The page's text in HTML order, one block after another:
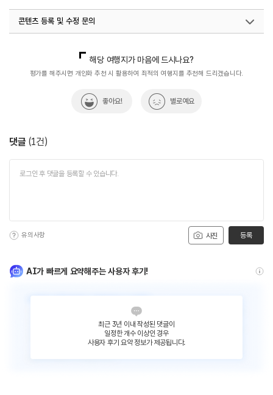
※ 이용요금은 변동될 수 있으므로 자세한 사항은 홈페이지
참조 또는 전화 문의 요망
#전통&역사문화체험
콘텐츠 등록 및 수정 문의
열린관광콘텐츠팀(열린관광-모두의여행)
033-738-3425
해당 여행지가 마음에 드시나요?
평가를 해주시면 개인화 추천 시 활용하여 최적의 여행지를 추천해 드리겠습니다.
좋아요! 별로예요
댓글 (1건)
사진
유의사항 등록
AI가 빠르게 요약해주는 사용자 후기!
최근 3년 이내 작성된 댓글이
일정한 개수 이상인 경우
사용자 후기 요약 정보가 제공됩니다.